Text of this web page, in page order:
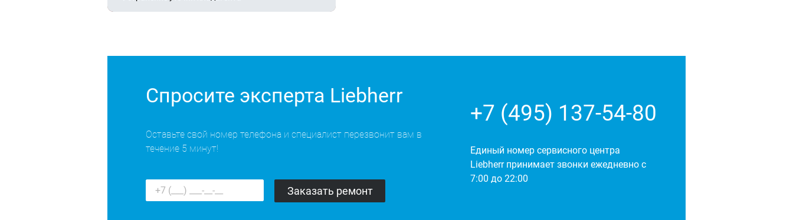
Спросите эксперта Liebherr
Оставьте свой номер телефона и специалист перезвонит вам в
течение 5 минут!
+7 (495) 137-54-80
Единый номер сервисного центра
Liebherr принимает звонки ежедневно с
7:00 до 22:00